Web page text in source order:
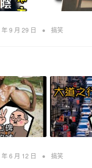
9 月 29 日 • 搞笑
6 月 12 日 • 搞笑